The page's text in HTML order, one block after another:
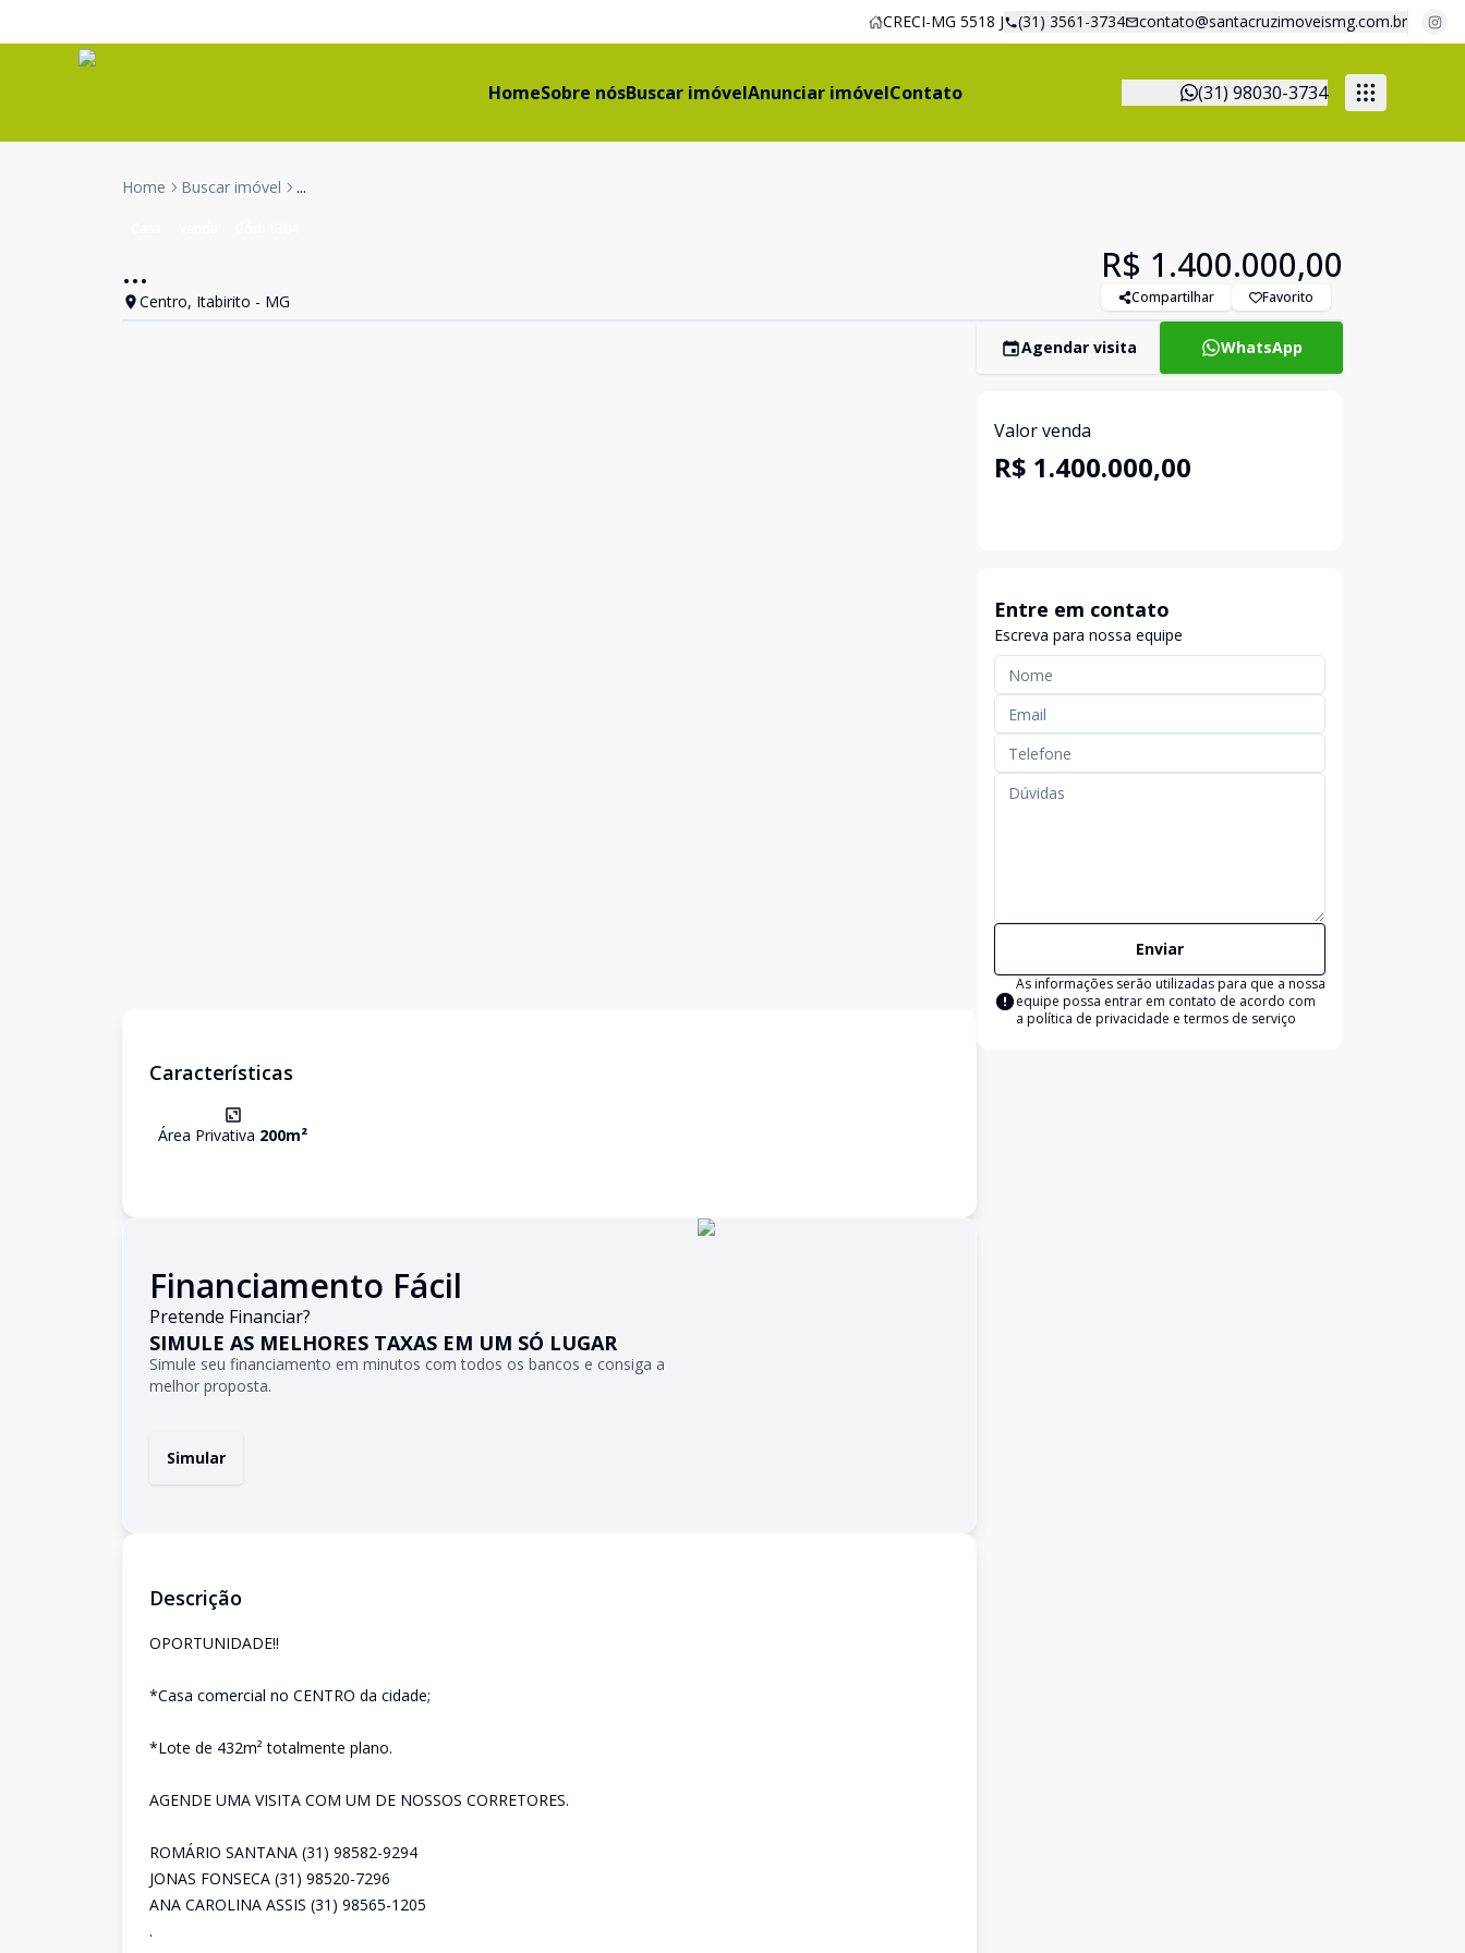
CRECI-MG 5518 J (31) 3561-3734 contato@santacruzimoveismg.com.br
HomeSobre nósBuscar imóvelAnunciar imóvelContato (31) 98030-3734
Home Buscar imóvel ...
...
Centro, Itabirito - MG
R$ 1.400.000,00
Compartilhar Favorito
Características
Área Privativa 200m²
Financiamento Fácil
Pretende Financiar?
SIMULE AS MELHORES TAXAS EM UM SÓ LUGAR
Simule seu financiamento em minutos com todos os bancos e consiga a
melhor proposta.
Simular
Descrição
OPORTUNIDADE!!
*Casa comercial no CENTRO da cidade;
*Lote de 432m² totalmente plano.
AGENDE UMA VISITA COM UM DE NOSSOS CORRETORES.
ROMÁRIO SANTANA (31) 98582-9294
JONAS FONSECA (31) 98520-7296
ANA CAROLINA ASSIS (31) 98565-1205
.
Agendar visita WhatsApp
Valor venda
R$ 1.400.000,00
Entre em contato
Escreva para nossa equipe
Enviar
As informações serão utilizadas para que a nossa
equipe possa entrar em contato de acordo com
a política de privacidade e termos de serviço